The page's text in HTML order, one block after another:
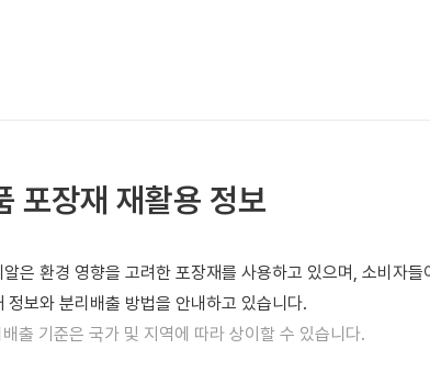
포장재 재활용 정보
알은 환경 영향을 고려한 포장재를 사용하고 있으며, 소비자
정보와 분리배출 방법을 안내하고 있습니다.
출 기준은 국가 및 지역에 따라 상이할 수 있습니다.